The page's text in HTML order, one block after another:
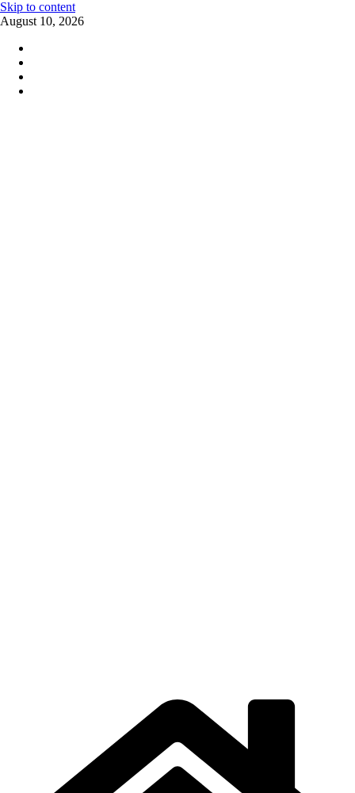
Skip to content
August 10, 2026